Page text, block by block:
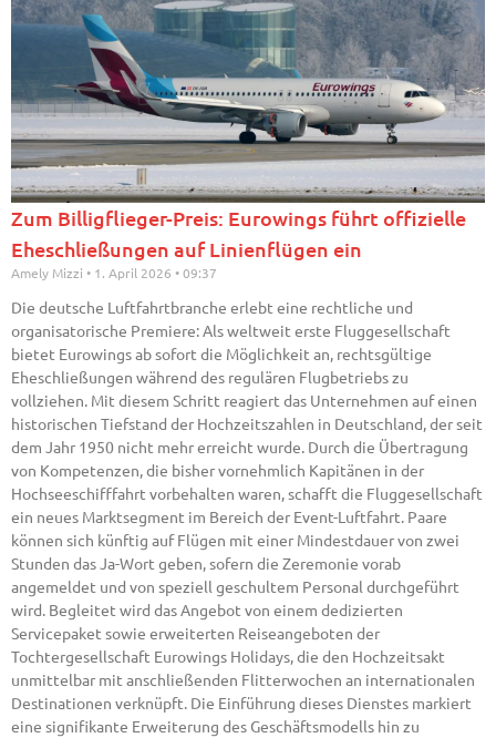
Zum Billigflieger-Preis: Eurowings führt offizielle
Eheschließungen auf Linienflügen ein
Amely Mizzi 1. April 2026 09:37
Die deutsche Luftfahrtbranche erlebt eine rechtliche und
organisatorische Premiere: Als weltweit erste Fluggesellschaft
bietet Eurowings ab sofort die Möglichkeit an, rechtsgültige
Eheschließungen während des regulären Flugbetriebs zu
vollziehen. Mit diesem Schritt reagiert das Unternehmen auf einen
historischen Tiefstand der Hochzeitszahlen in Deutschland, der seit
dem Jahr 1950 nicht mehr erreicht wurde. Durch die Übertragung
von Kompetenzen, die bisher vornehmlich Kapitänen in der
Hochseeschifffahrt vorbehalten waren, schafft die Fluggesellschaft
ein neues Marktsegment im Bereich der Event-Luftfahrt. Paare
können sich künftig auf Flügen mit einer Mindestdauer von zwei
Stunden das Ja-Wort geben, sofern die Zeremonie vorab
angemeldet und von speziell geschultem Personal durchgeführt
wird. Begleitet wird das Angebot von einem dedizierten
Servicepaket sowie erweiterten Reiseangeboten der
Tochtergesellschaft Eurowings Holidays, die den Hochzeitsakt
unmittelbar mit anschließenden Flitterwochen an internationalen
Destinationen verknüpft. Die Einführung dieses Dienstes markiert
eine signifikante Erweiterung des Geschäftsmodells hin zu